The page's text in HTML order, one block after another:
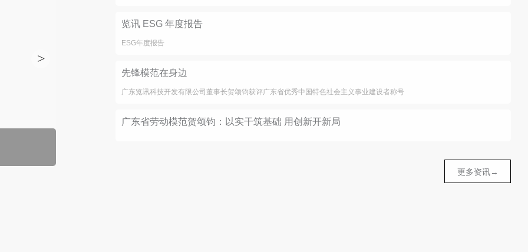
>
更多资讯→
览讯 ESG 年度报告
ESG年度报告
先锋模范在身边
广东览讯科技开发有限公司董事长贺颂钧获评广东省优秀中国特色社会主义事业建设者称号
广东省劳动模范贺颂钧：以实干筑基础 用创新开新局